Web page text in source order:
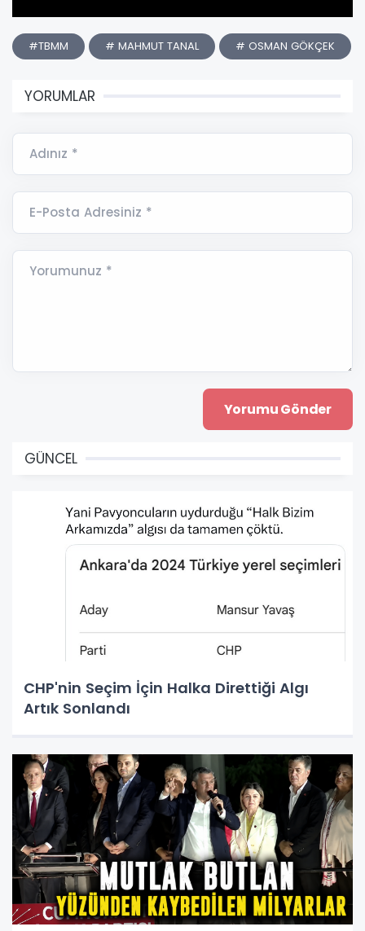
#TBMM # MAHMUT TANAL # OSMAN GÖKÇEK
YORUMLAR
Adınız *
E-Posta Adresiniz *
Yorumunuz *
GÜNCEL
CHP'nin Seçim İçin Halka Direttiği Algı
Artık Sonlandı